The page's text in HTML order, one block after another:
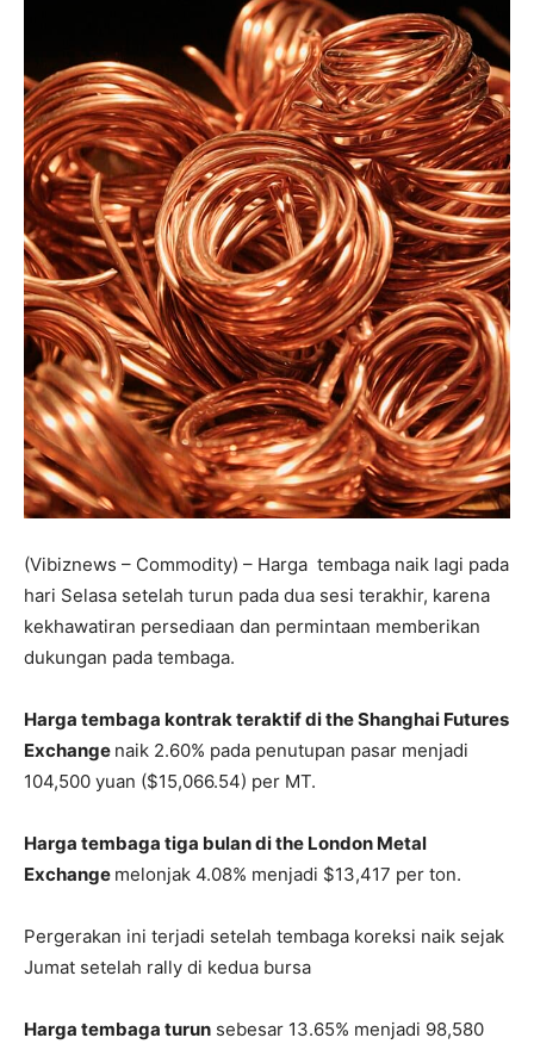
(Vibiznews – Commodity) – Harga tembaga naik lagi pada
hari Selasa setelah turun pada dua sesi terakhir, karena
kekhawatiran persediaan dan permintaan memberikan
dukungan pada tembaga.
Harga tembaga kontrak teraktif di the Shanghai Futures
Exchange naik 2.60% pada penutupan pasar menjadi
104,500 yuan ($15,066.54) per MT.
Harga tembaga tiga bulan di the London Metal
Exchange melonjak 4.08% menjadi $13,417 per ton.
Pergerakan ini terjadi setelah tembaga koreksi naik sejak
Jumat setelah rally di kedua bursa
Harga tembaga turun sebesar 13.65% menjadi 98,580